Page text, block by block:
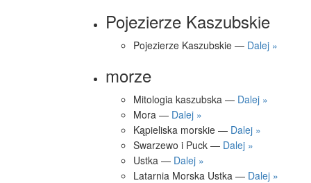
Pojezierze Kaszubskie
Pojezierze Kaszubskie — Dalej »
morze
Mitologia kaszubska — Dalej »
Mora — Dalej »
Kąpieliska morskie — Dalej »
Swarzewo i Puck — Dalej »
Ustka — Dalej »
Latarnia Morska Ustka — Dalej »